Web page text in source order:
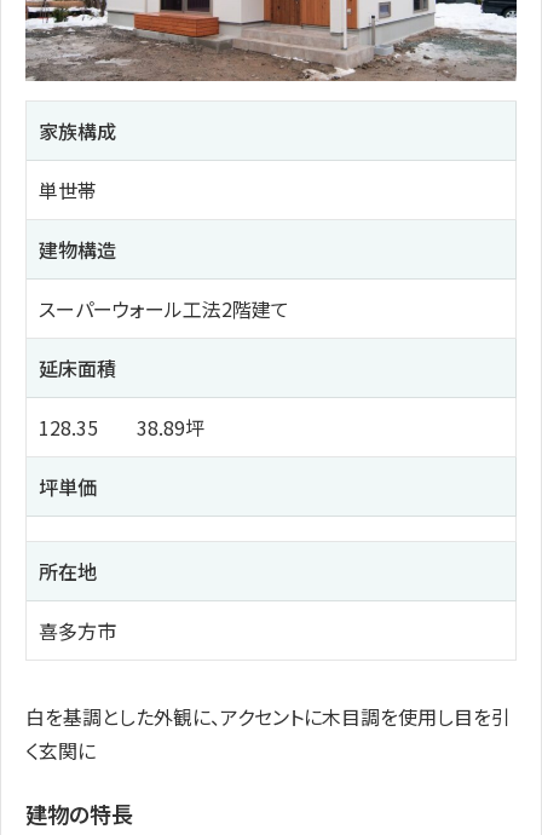
家族構成
単世帯
建物構造
スーパーウォール工法2階建て
延床面積
128.35 38.89坪
坪単価
所在地
喜多方市
白を基調とした外観に、アクセントに木目調を使用し目を引
く玄関に
建物の特長